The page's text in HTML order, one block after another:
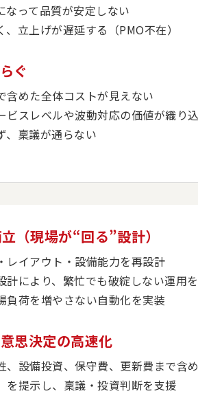
って品質が安定しない
立上げが遅延する（PMO不在）
ぐ
含めた全体コストが見えない
スレベルや波動対応の価値が織り
、稟議が通らない
（現場が“回る”設計）
レイアウト・設備能力を再設計
により、繁忙でも破綻しない運用
負荷を増やさない自動化を実装
思決定の高速化
設備投資、保守費、更新費まで含
を提示し、稟議・投資判断を支援